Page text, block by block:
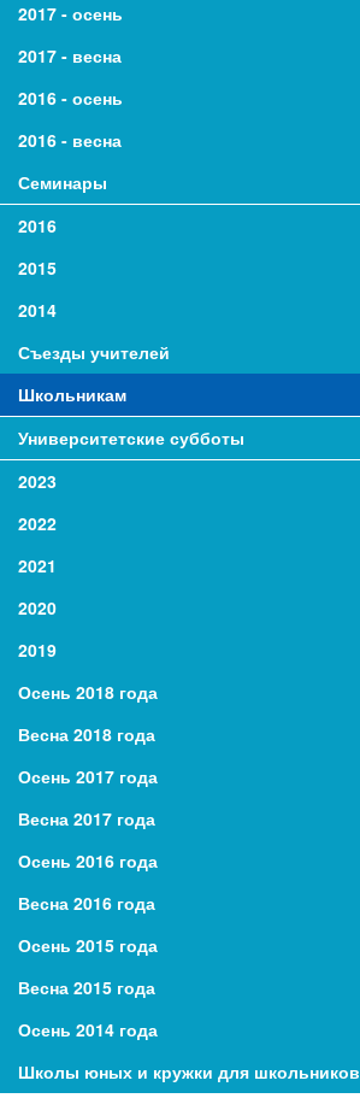
2017 - осень
2017 - весна
2016 - осень
2016 - весна
Семинары
2016
2015
2014
Съезды учителей
Школьникам
Университетские субботы
2023
2022
2021
2020
2019
Осень 2018 года
Весна 2018 года
Осень 2017 года
Весна 2017 года
Осень 2016 года
Весна 2016 года
Осень 2015 года
Весна 2015 года
Осень 2014 года
Школы юных и кружки для школьников